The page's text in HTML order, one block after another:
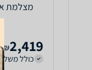
2,419
₪
כולל משלוח